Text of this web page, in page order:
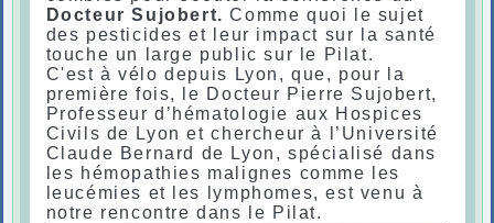
Docteur Sujobert. Comme quoi le sujet
des pesticides et leur impact sur la santé
touche un large public sur le Pilat.
C'est à vélo depuis Lyon, que, pour la
première fois, le Docteur Pierre Sujobert,
Professeur d’hématologie aux Hospices
Civils de Lyon et chercheur à l’Université
Claude Bernard de Lyon, spécialisé dans
les hémopathies malignes comme les
leucémies et les lymphomes, est venu à
notre rencontre dans le Pilat.